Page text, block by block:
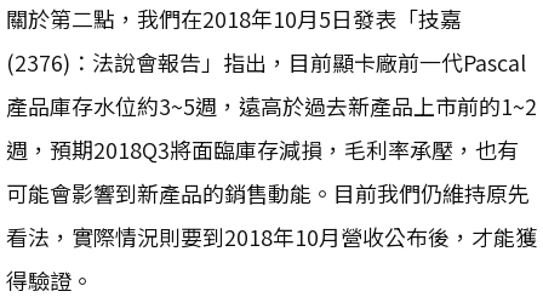
關於第二點，我們在2018年10月5日發表「技嘉
(2376)：法說會報告」指出，目前顯卡廠前一代Pascal
產品庫存水位約3~5週，遠高於過去新產品上市前的1~2
週，預期2018Q3將面臨庫存減損，毛利率承壓，也有
可能會影響到新產品的銷售動能。目前我們仍維持原先
看法，實際情況則要到2018年10月營收公布後，才能獲
得驗證。